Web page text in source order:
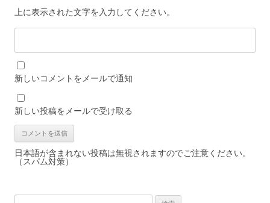
上に表示された文字を入力してください。
新しいコメントをメールで通知
新しい投稿をメールで受け取る
日本語が含まれない投稿は無視されますのでご注意ください。
（スパム対策）